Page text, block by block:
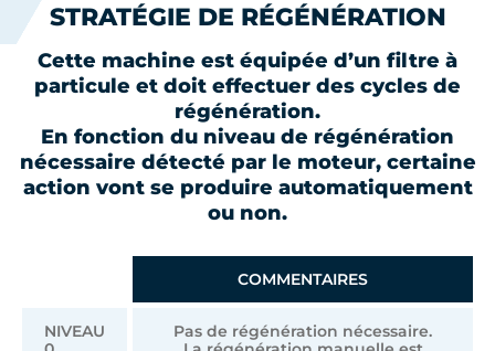
STRATÉGIE DE RÉGÉNÉRATION
Cette machine est équipée d’un filtre à
particule et doit effectuer des cycles de
régénération.
En fonction du niveau de régénération
nécessaire détecté par le moteur, certaine
action vont se produire automatiquement
ou non.
COMMENTAIRES
NIVEAU
Pas de régénération nécessaire.